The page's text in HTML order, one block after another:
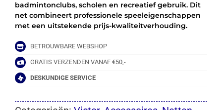
badmintonclubs, scholen en recreatief gebruik. Dit
net combineert professionele speeleigenschappen
met een uitstekende prijs-kwaliteitverhouding.
BETROUWBARE WEBSHOP
GRATIS VERZENDEN VANAF €50,-
DESKUNDIGE SERVICE